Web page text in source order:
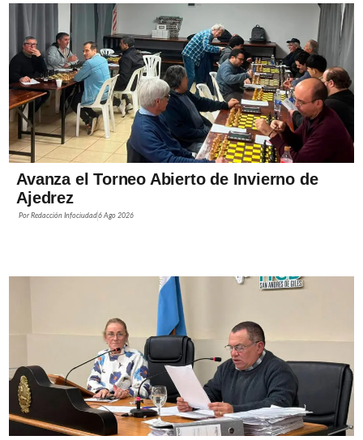
Avanza el Torneo Abierto de Invierno de
Ajedrez
PorRedacción Infociudad6 Ago 2026